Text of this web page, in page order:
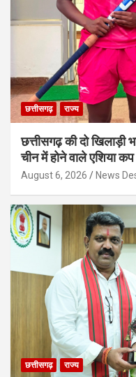
छत्तीसगढ़ राज्य
छत्तीसगढ़ की दो खिलाड़ी
चीन में होने वाले एशिया कप
August 6, 2026 News
छत्तीसगढ़ राज्य